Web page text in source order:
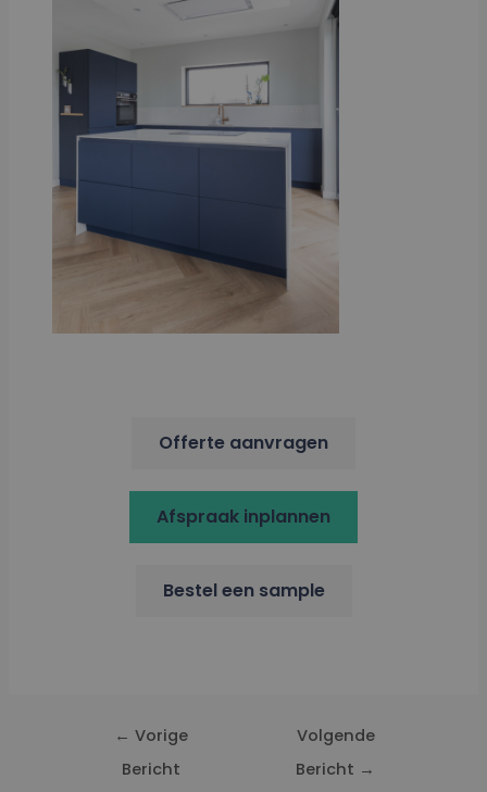
Offerte aanvragen
Afspraak inplannen
Bestel een sample
← Vorige
Bericht
Volgende
Bericht →